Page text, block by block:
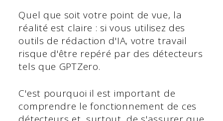
Quel que soit votre point de vue, la
réalité est claire : si vous utilisez des
outils de rédaction d'IA, votre travail
risque d'être repéré par des détecteurs
tels que GPTZero.
C'est pourquoi il est important de
comprendre le fonctionnement de ces